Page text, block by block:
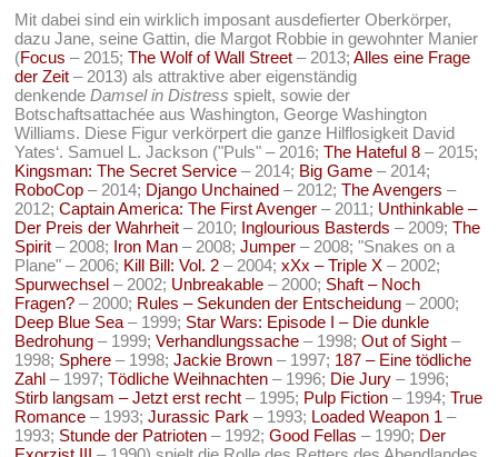
Mit dabei sind ein wirklich imposant ausdefierter Oberkörper,
dazu Jane, seine Gattin, die Margot Robbie in gewohnter Manier
(Focus – 2015;The Wolf of Wall Street – 2013;Alles eine Frage
der Zeit – 2013) als attraktive aber eigenständig
denkendeDamsel in Distress spielt, sowie der
Botschaftsattachée aus Washington, George Washington
Williams. Diese Figur verkörpert die ganze Hilflosigkeit David
Yates‘. Samuel L. Jackson ("Puls" – 2016;The Hateful 8 – 2015;
Kingsman: The Secret Service – 2014; Big Game – 2014;
RoboCop – 2014; Django Unchained – 2012;The Avengers –
2012;Captain America: The First Avenger – 2011; Unthinkable –
Der Preis der Wahrheit – 2010; Inglourious Basterds – 2009;The
Spirit – 2008; Iron Man – 2008;Jumper – 2008; "Snakes on a
Plane" – 2006; Kill Bill: Vol. 2 – 2004;xXx – Triple X – 2002;
Spurwechsel – 2002; Unbreakable – 2000; Shaft – Noch
Fragen? – 2000; Rules – Sekunden der Entscheidung – 2000;
Deep Blue Sea – 1999; Star Wars: Episode I – Die dunkle
Bedrohung – 1999;Verhandlungssache – 1998;Out of Sight –
1998; Sphere – 1998;Jackie Brown – 1997; 187 – Eine tödliche
Zahl – 1997;Tödliche Weihnachten – 1996; Die Jury – 1996;
Stirb langsam – Jetzt erst recht – 1995; Pulp Fiction – 1994;True
Romance – 1993;Jurassic Park – 1993; Loaded Weapon 1 –
1993; Stunde der Patrioten – 1992;Good Fellas – 1990; Der